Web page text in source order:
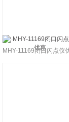
MHY-11169闭口闪点仪